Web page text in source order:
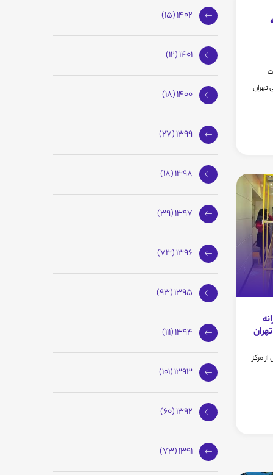
تهران
سما3 تهران از مرکز
1402 (15)
1401 (12)
1400 (18)
1399 (27)
1398 (18)
1397 (39)
1396 (73)
1395 (93)
1394 (111)
1393 (101)
1392 (60)
1391 (73)